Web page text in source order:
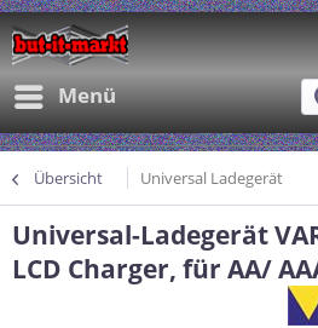
Menü
Übersicht Universal Ladegerät
Universal-Ladegerät
LCD Charger, für AA/